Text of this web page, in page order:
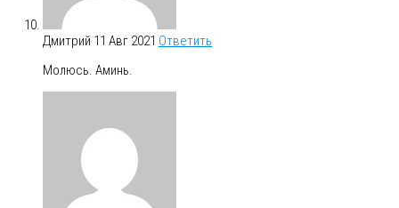
Дмитрий 11 Авг 2021 Ответить
Молюсь. Аминь.